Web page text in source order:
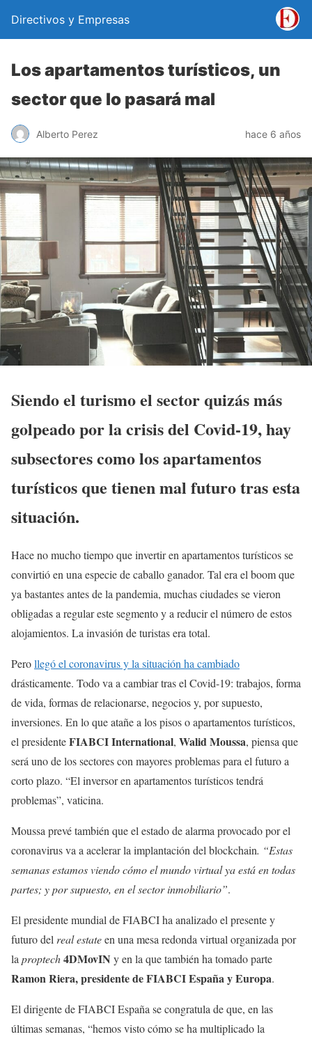
Directivos y Empresas
Los apartamentos turísticos, un
sector que lo pasará mal
Alberto Perez hace 6 años
Siendo el turismo el sector quizás más
golpeado por la crisis del Covid-19, hay
subsectores como los apartamentos
turísticos que tienen mal futuro tras esta
situación.
Hace no mucho tiempo que invertir en apartamentos turísticos se
convirtió en una especie de caballo ganador. Tal era el boom que
ya bastantes antes de la pandemia, muchas ciudades se vieron
obligadas a regular este segmento y a reducir el número de estos
alojamientos. La invasión de turistas era total.
Perollegó el coronavirus y la situación ha cambiado
drásticamente. Todo va a cambiar tras el Covid-19: trabajos, forma
de vida, formas de relacionarse, negocios y, por supuesto,
inversiones. En lo que atañe a los pisos o apartamentos turísticos,
el presidenteFIABCI International, Walid Moussa, piensa que
será uno de los sectores con mayores problemas para el futuro a
corto plazo. “El inversor en apartamentos turísticos tendrá
problemas”, vaticina.
Moussa prevé también que el estado de alarma provocado por el
coronavirus va a acelerar la implantación del blockchain. “Estas
semanas estamos viendo cómo el mundo virtual ya está en todas
partes; y por supuesto, en el sector inmobiliario”.
El presidente mundial de FIABCI ha analizado el presente y
futuro del real estateen una mesa redonda virtual organizada por
la proptech4DMovIN y en la que también ha tomado parte
Ramon Riera, presidente deFIABCI Españay Europa.
El dirigente de FIABCI España se congratula de que, en las
últimas semanas, “hemos visto cómo se ha multiplicado la